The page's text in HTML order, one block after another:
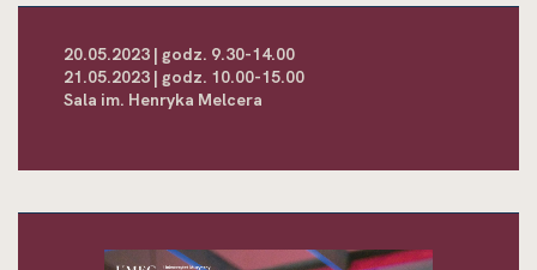
20.05.2023 | godz. 9.30-14.00
21.05.2023 | godz. 10.00-15.00
Sala im. Henryka Melcera